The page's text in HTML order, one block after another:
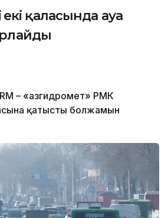
екі қаласында ауа
– «Қазгидромет» РМК
қатысты болжамын